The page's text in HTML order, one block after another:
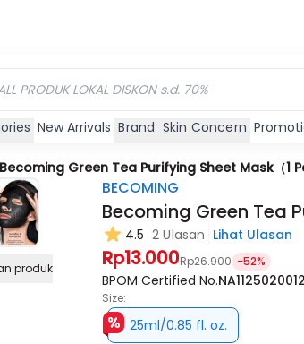
New Arrivals Brand Skin Concern
Becoming Green Tea Purifying Sheet Mask（1
produk
BECOMING
Becoming Green Tea
4.5 2 Ulasan Lihat Ulasan
Rp13.000Rp26.900 -52%
BPOM Certified No.
Size:
25ml/0.85 fl. oz.